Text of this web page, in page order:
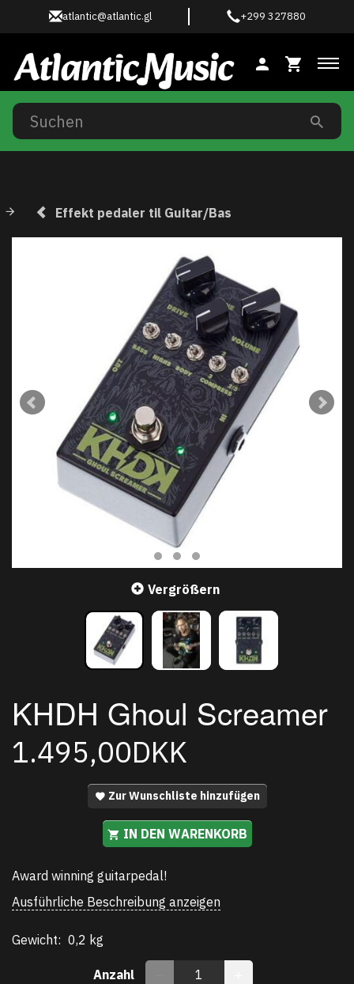
atlantic@atlantic.gl +299 327880
Effekt pedaler til Guitar/Bas
Vergrößern
KHDH Ghoul Screamer
1.495,00DKK
Zur Wunschliste hinzufügen
IN DEN WARENKORB
Award winning guitarpedal!
Ausführliche Beschreibung anzeigen
Gewicht: 0,2 kg
Anzahl